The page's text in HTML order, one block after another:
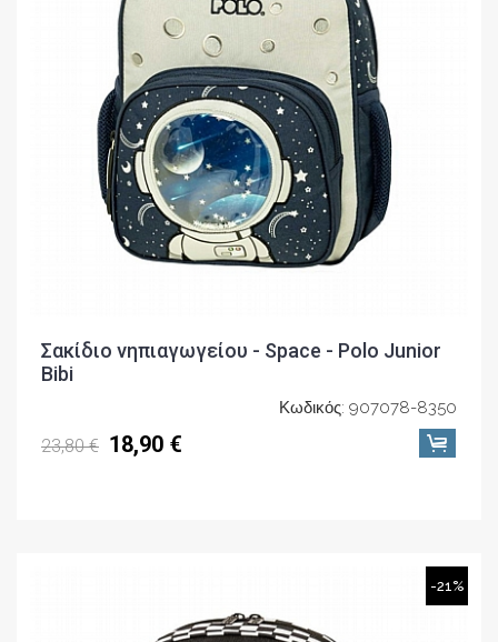
Σακίδιο νηπιαγωγείου - Space - Polo Junior
Bibi
Κωδικός: 907078-8350
23,80 € 18,90 €
-21%